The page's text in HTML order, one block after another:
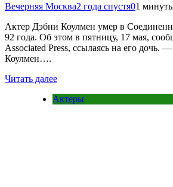
Вечерняя Москва2 года спустя01
Актер Дэбни Коулмен умер в
92 года. Об этом в пятницу, 17 мая,
Associated Press, ссылаясь на его дочь.
Коулмен….
Читать далее
Актеры